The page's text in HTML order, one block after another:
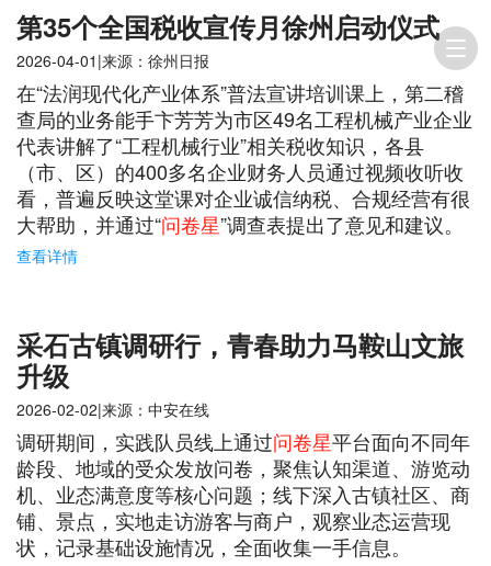
第35个全国税收宣传月徐州启动仪式
2026-04-01|来源：徐州日报
在“法润现代化产业体系”普法宣讲培训课上，第二稽
查局的业务能手卞芳芳为市区49名工程机械产业企业
代表讲解了“工程机械行业”相关税收知识，各县
（市、区）的400多名企业财务人员通过视频收听收
看，普遍反映这堂课对企业诚信纳税、合规经营有很
大帮助，并通过“问卷星”调查表提出了意见和建议。
查看详情
采石古镇调研行，青春助力马鞍山文旅
升级
2026-02-02|来源：中安在线
调研期间，实践队员线上通过问卷星平台面向不同年
龄段、地域的受众发放问卷，聚焦认知渠道、游览动
机、业态满意度等核心问题；线下深入古镇社区、商
铺、景点，实地走访游客与商户，观察业态运营现
状，记录基础设施情况，全面收集一手信息。